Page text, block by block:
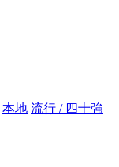
本地 流行 / 四十強